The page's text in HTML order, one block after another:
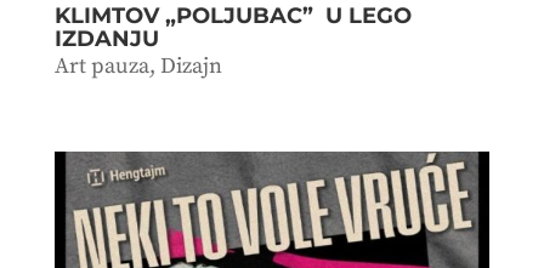
KLIMTOV „POLJUBAC” U LEGO
IZDANJU
Art pauza, Dizajn